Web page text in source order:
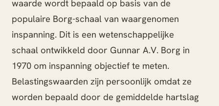
waarde wordt bepaald op basis van de
populaire Borg-schaal van waargenomen
inspanning. Dit is een wetenschappelijke
schaal ontwikkeld door Gunnar A.V. Borg in
1970 om inspanning objectief te meten.
Belastingswaarden zijn persoonlijk omdat ze
worden bepaald door de gemiddelde hartslag